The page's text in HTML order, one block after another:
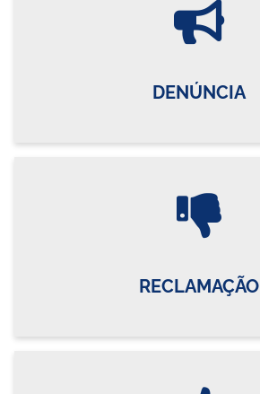
DENÚNCIA
RECLAMAÇÃO